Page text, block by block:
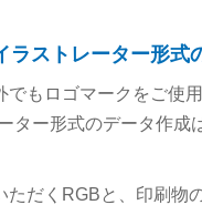
ストレーター形式
もロゴマークをご使
ター形式のデータ作成
だくRGBと、印刷物